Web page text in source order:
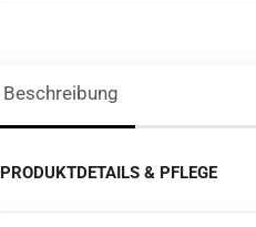
Beschreibung
PRODUKTDETAILS & PFLEGE